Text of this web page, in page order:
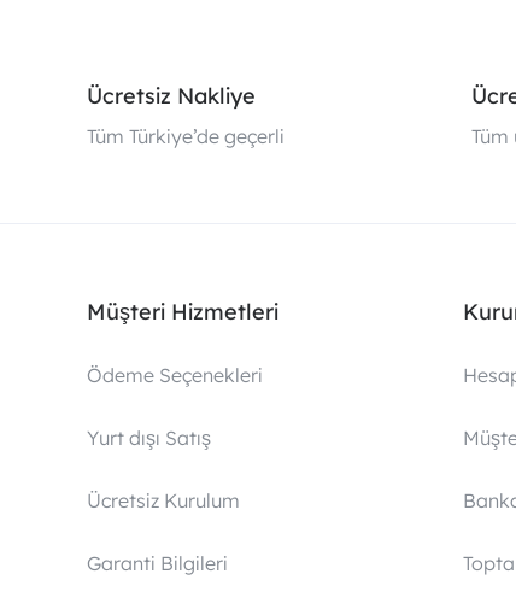
Ücretsiz Nakliye
Tüm Türkiye’de geçerli Tüm
Müşteri Hizmetleri
Ödeme Seçenekleri
Yurt dışı Satış
Ücretsiz Kurulum
Garanti Bilgileri